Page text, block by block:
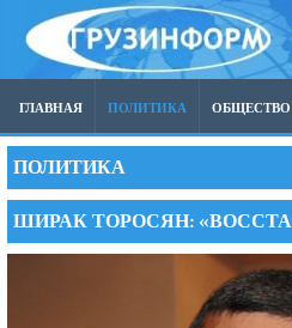
ГЛАВНАЯ ПОЛИТИКА ОБЩЕСТВО
ПОЛИТИКА
ШИРАК ТОРОСЯН: